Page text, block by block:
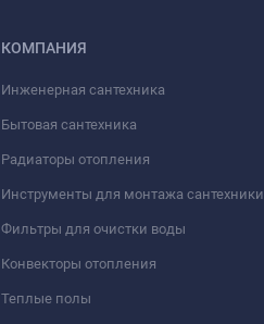
КОМПАНИЯ
Инженерная сантехника
Бытовая сантехника
Радиаторы отопления
Инструменты для монтажа сантехники
Фильтры для очистки воды
Конвекторы отопления
Теплые полы